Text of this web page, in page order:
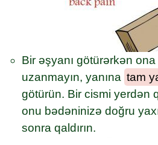
Bir əşyanı götürərkən
uzanmayın, yanına tam
götürün. Bir cismi yerdən
onu bədəninizə doğru
sonra qaldırın.